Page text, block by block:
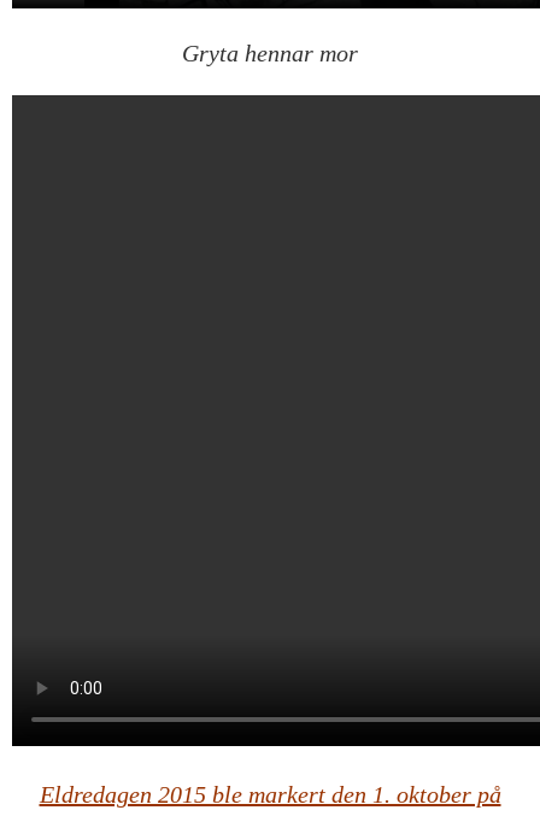
Gryta hennar mor
Eldredagen 2015 ble markert den 1. oktober på